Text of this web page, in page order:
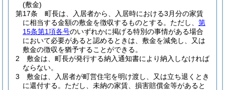
(敷金)
第17条
町長は、入居者から、入居時における3月分の家賃
に相当する金額の敷金を徴収するものとする。 ただし、 第
15条第1項各号のいずれかに掲げる特別の事情がある場合
において必要があると認めるときは、敷金を減免し、又は
敷金の徴収を猶予することができる。
2
敷金は、町長が発行する納入通知書により納入しなければ
ならない。
3
敷金は、入居者が町営住宅を明け渡し、又は立ち退くとき
に還付する。 ただし、未納の家賃、損害賠償金等があると